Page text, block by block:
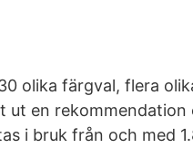
olika färgval, flera
ut en
i bruk från och med